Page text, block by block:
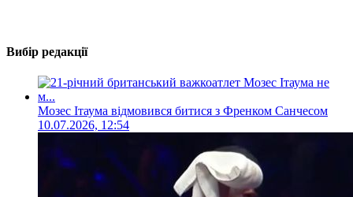
Вибір редакції
Мозес Ітаума відмовився битися з Френком Санчесом
10.07.2026, 12:54